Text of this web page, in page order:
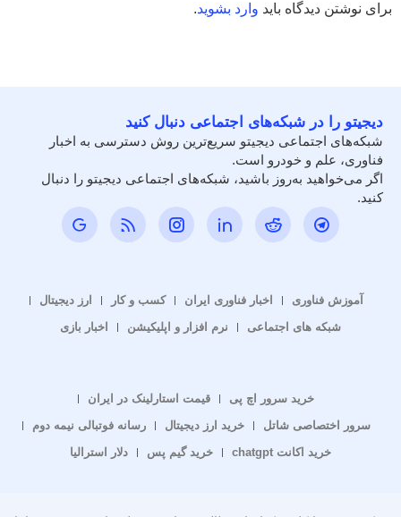
برای نوشتن دیدگاه باید وارد بشوید.
دیجیتو را در شبکه‌های اجتماعی دنبال کنید
شبکه‌های اجتماعی دیجیتو سریع‌ترین روش دسترسی به اخبار
فناوری، علم و خودرو است.
اگر می‌خواهید به‌روز باشید، شبکه‌های اجتماعی دیجیتو را دنبال
کنید.
آموزش فناوری اخبار فناوری ایران کسب و کار
ارز دیجیتال
شبکه های اجتماعی
نرم افزار و اپلیکیشن اخبار بازی
خرید سرور اچ پی
قیمت استارلینک در ایران
سرور اختصاصی شاتل
خرید ارز دیجیتال
رسانه فوتبالی نیمه دوم
خرید اکانت chatgpt
خرید گیم پس دلار استرالیا